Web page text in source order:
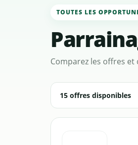
TOUTES LES
Comparez les offres
15 offres disponibles